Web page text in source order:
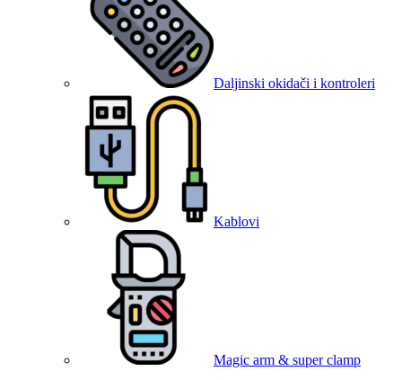
Daljinski okidači i kontroleri
Kablovi
Magic arm & super clamp